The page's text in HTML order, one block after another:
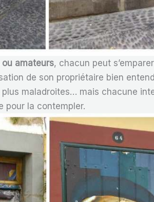
amateurs, chacun peut
de son propriétaire bien
plus maladroites… mais chacune
pour la contempler.